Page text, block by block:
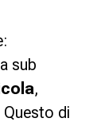
sub
,
Questo di